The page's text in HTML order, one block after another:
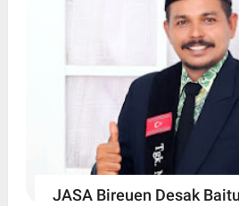
JASA Bireuen Desak